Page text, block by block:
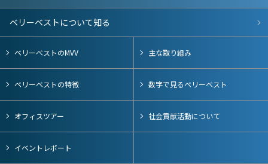
ベリーベストについて知る
ベリーベストのMVV 主な取り組み
ベリーベストの特徴 数字で見るベリーベスト
オフィスツアー 社会貢献活動について
イベントレポート